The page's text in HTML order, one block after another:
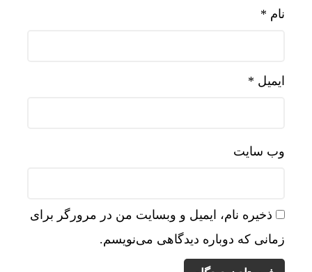
نام *
ایمیل *
وب‌ سایت
ذخیره نام، ایمیل و وبسایت من در مرورگر برای
زمانی که دوباره دیدگاهی می‌نویسم.